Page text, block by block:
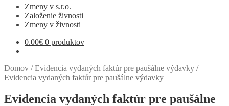
Zmeny v s.r.o.
Založenie živnosti
Zmeny v živnosti
0.00€ 0 produktov
Domov /Evidencia vydaných faktúr pre paušálne výdavky /
Evidencia vydaných faktúr pre paušálne výdavky
Evidencia vydaných faktúr pre paušálne